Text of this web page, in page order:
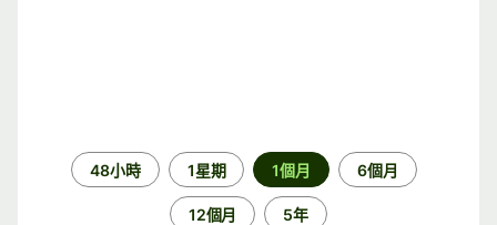
48小時 1星期 1個月 6個月
12個月 5年